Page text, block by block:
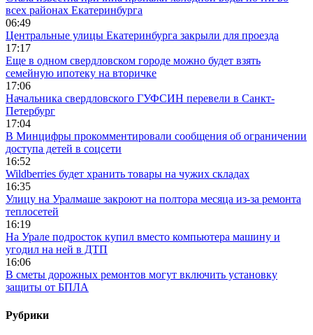
всех районах Екатеринбурга
06:49
Центральные улицы Екатеринбурга закрыли для проезда
17:17
Еще в одном свердловском городе можно будет взять
семейную ипотеку на вторичке
17:06
Начальника свердловского ГУФСИН перевели в Санкт-
Петербург
17:04
В Минцифры прокомментировали сообщения об ограничении
доступа детей в соцсети
16:52
Wildberries будет хранить товары на чужих складах
16:35
Улицу на Уралмаше закроют на полтора месяца из-за ремонта
теплосетей
16:19
На Урале подросток купил вместо компьютера машину и
угодил на ней в ДТП
16:06
В сметы дорожных ремонтов могут включить установку
защиты от БПЛА
Рубрики